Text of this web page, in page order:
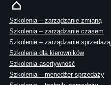
Szkolenia – zarządzanie zmianą
Szkolenia – zarządzanie czasem
Szkolenie – zarządzanie sprzedażą
Szkolenia dla kierowników
Szkolenia asertywność
Szkolenia – menedżer sprzedaży